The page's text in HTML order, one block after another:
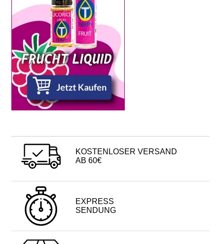
KOSTENLOSER VERSAND
AB 60€
EXPRESS
SENDUNG